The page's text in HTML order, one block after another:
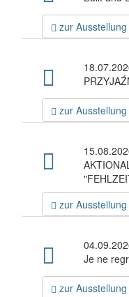
zur Ausstellung
zur Ausstellung
zur Ausstellung
Je ne
zur Ausstellung